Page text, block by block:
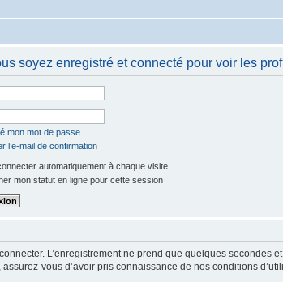
soyez enregistré et connecté pour voir les
mon mot de passe
l’e-mail de confirmation
automatiquement à chaque visite
mon statut en ligne pour cette session
L’enregistrement ne prend que quelques
vous d’avoir pris connaissance de nos conditions